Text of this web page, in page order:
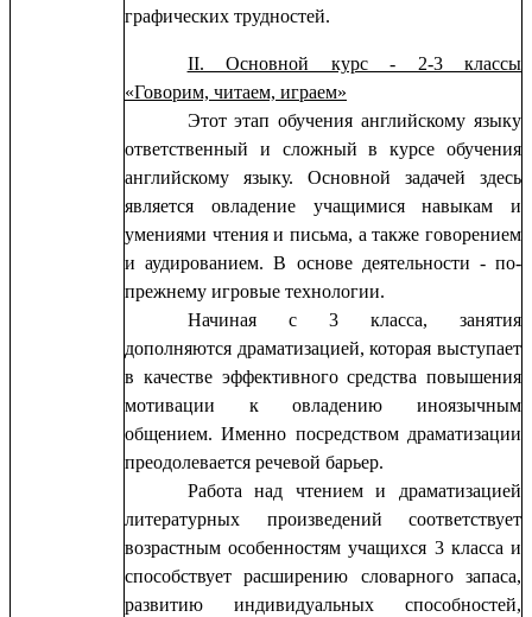
графических трудностей.
II. Основной курс - 2-3 классы
«Говорим, читаем, играем»
Этот этап обучения английскому языку
ответственный и сложный в курсе обучения
английскому языку. Основной задачей здесь
является овладение учащимися навыкам и
умениями чтения и письма, а также говорением
и аудированием. В основе деятельности - по-
прежнему игровые технологии.
Начиная с 3 класса, занятия
дополняются драматизацией, которая выступает
в качестве эффективного средства повышения
мотивации к овладению иноязычным
общением. Именно посредством драматизации
преодолевается речевой барьер.
Работа над чтением и драматизацией
литературных произведений соответствует
возрастным особенностям учащихся 3 класса и
способствует расширению словарного запаса,
развитию индивидуальных способностей,